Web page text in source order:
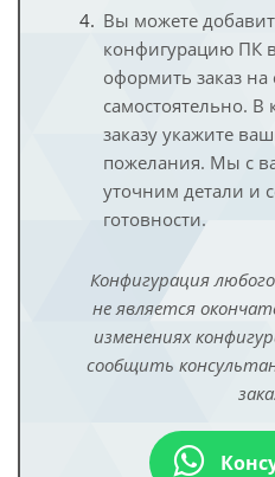
Вы можете
конфигурацию ПК
оформить заказ на
самостоятельно.
заказу укажите
пожелания. Мы с
уточним детали и
готовности.
Конфигурация
не является
изменениях
сообщить